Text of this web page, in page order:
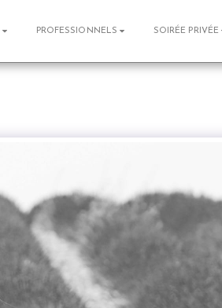
PROFESSIONNELS SOIRÉE PRIVÉE